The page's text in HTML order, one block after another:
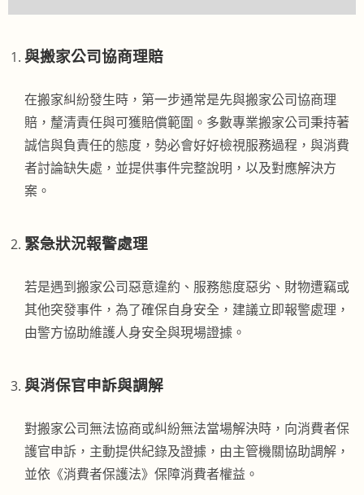
與搬家公司協商理賠
在搬家糾紛發生時，第一步通常是先與搬家公司協商理
賠，釐清責任與可獲賠償範圍。多數專業搬家公司秉持著
誠信與負責任的態度，勢必會好好檢視服務過程，與消費
者討論缺失處，並提供事件完整說明，以及對應解決方
案。
緊急狀況報警處理
若是遇到搬家公司惡意違約、服務態度惡劣、財物遭竊或
其他突發事件，為了確保自身安全，建議立即報警處理，
由警方協助維護人身安全與現場證據。
與消保官申訴與調解
對搬家公司無法協商或糾紛無法當場解決時，向消費者保
護官申訴，主動提供紀錄及證據，由主管機關協助調解，
並依《消費者保護法》保障消費者權益。